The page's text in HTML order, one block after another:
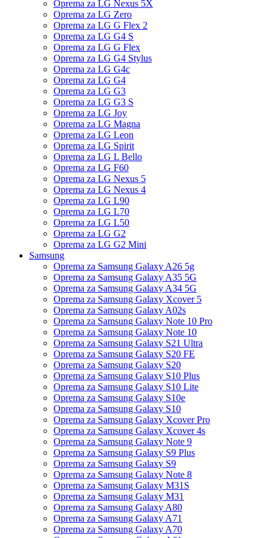
Oprema za LG Nexus 5X
Oprema za LG Zero
Oprema za LG G Flex 2
Oprema za LG G4 S
Oprema za LG G Flex
Oprema za LG G4 Stylus
Oprema za LG G4c
Oprema za LG G4
Oprema za LG G3
Oprema za LG G3 S
Oprema za LG Joy
Oprema za LG Magna
Oprema za LG Leon
Oprema za LG Spirit
Oprema za LG L Bello
Oprema za LG F60
Oprema za LG Nexus 5
Oprema za LG Nexus 4
Oprema za LG L90
Oprema za LG L70
Oprema za LG L50
Oprema za LG G2
Oprema za LG G2 Mini
Samsung
Oprema za Samsung Galaxy A26 5g
Oprema za Samsung Galaxy A35 5G
Oprema za Samsung Galaxy A34 5G
Oprema za Samsung Galaxy Xcover 5
Oprema za Samsung Galaxy A02s
Oprema za Samsung Galaxy Note 10 Pro
Oprema za Samsung Galaxy Note 10
Oprema za Samsung Galaxy S21 Ultra
Oprema za Samsung Galaxy S20 FE
Oprema za Samsung Galaxy S20
Oprema za Samsung Galaxy S10 Plus
Oprema za Samsung Galaxy S10 Lite
Oprema za Samsung Galaxy S10e
Oprema za Samsung Galaxy S10
Oprema za Samsung Galaxy Xcover Pro
Oprema za Samsung Galaxy Xcover 4s
Oprema za Samsung Galaxy Note 9
Oprema za Samsung Galaxy S9 Plus
Oprema za Samsung Galaxy S9
Oprema za Samsung Galaxy Note 8
Oprema za Samsung Galaxy M31S
Oprema za Samsung Galaxy M31
Oprema za Samsung Galaxy A80
Oprema za Samsung Galaxy A71
Oprema za Samsung Galaxy A70